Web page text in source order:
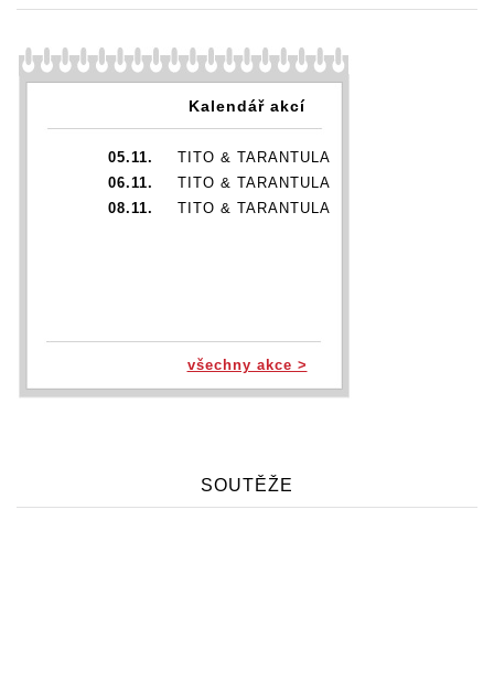
Kalendář akcí
05.11.
TITO & TARANTULA
06.11.
TITO & TARANTULA
08.11.
TITO & TARANTULA
všechny akce >
SOUTĚŽE